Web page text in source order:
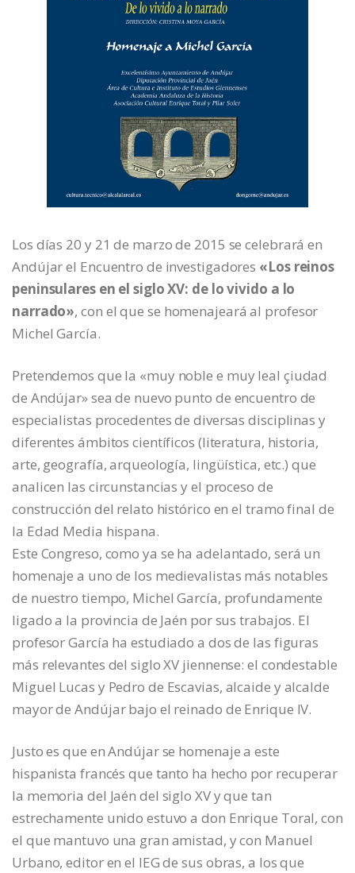
Los días 20 y 21 de marzo de 2015 se celebrará en
Andújar el Encuentro de investigadores «Los reinos
peninsulares en el siglo XV: de lo vivido a lo
narrado», con el que se homenajeará al profesor
Michel García.
Pretendemos que la «muy noble e muy leal çiudad
de Andújar» sea de nuevo punto de encuentro de
especialistas procedentes de diversas disciplinas y
diferentes ámbitos científicos (literatura, historia,
arte, geografía, arqueología, lingüística, etc.) que
analicen las circunstancias y el proceso de
construcción del relato histórico en el tramo final de
la Edad Media hispana.
Este Congreso, como ya se ha adelantado, será un
homenaje a uno de los medievalistas más notables
de nuestro tiempo, Michel García, profundamente
ligado a la provincia de Jaén por sus trabajos. El
profesor García ha estudiado a dos de las figuras
más relevantes del siglo XV jiennense: el condestable
Miguel Lucas y Pedro de Escavias, alcaide y alcalde
mayor de Andújar bajo el reinado de Enrique IV.
Justo es que en Andújar se homenaje a este
hispanista francés que tanto ha hecho por recuperar
la memoria del Jaén del siglo XV y que tan
estrechamente unido estuvo a don Enrique Toral, con
el que mantuvo una gran amistad, y con Manuel
Urbano, editor en el IEG de sus obras, a los que